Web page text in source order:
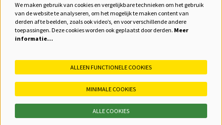
meld je aan voor de nieuwsbrief
We maken gebruik van cookies en vergelijkbare technieken om het gebruik
van de website te analyseren, om het mogelijk te maken content van
derden af te beelden, zoals ook video’s, en voor verschillende andere
toepassingen. Deze cookies worden ook geplaatst door derden. Meer
informatie…
ALLEEN FUNCTIONELE COOKIES
MINIMALE COOKIES
ALLE COOKIES